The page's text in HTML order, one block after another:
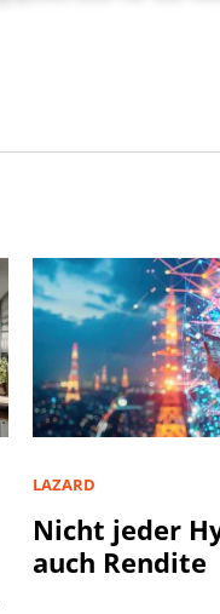
LAZARD
Nicht jeder
auch Rendite